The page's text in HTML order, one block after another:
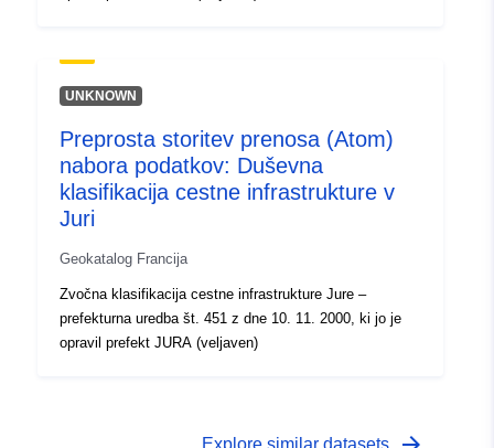
UNKNOWN
Preprosta storitev prenosa (Atom)
nabora podatkov: Duševna
klasifikacija cestne infrastrukture v
Juri
Geokatalog Francija
Zvočna klasifikacija cestne infrastrukture Jure –
prefekturna uredba št. 451 z dne 10. 11. 2000, ki jo je
opravil prefekt JURA (veljaven)